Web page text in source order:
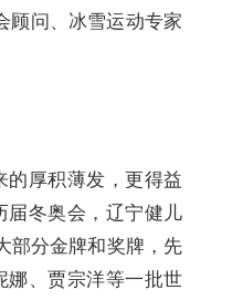
顾问、冰雪运动专家
厚积薄发，更得益
届冬奥会，辽宁健儿
部分金牌和奖牌，先
娜、贾宗洋等一批世